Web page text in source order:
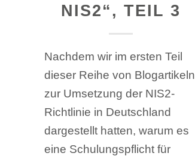
NIS2“, TEIL 3
Nachdem wir im ersten Teil
dieser Reihe von Blogartikeln
zur Umsetzung der NIS2-
Richtlinie in Deutschland
dargestellt hatten, warum es
eine Schulungspflicht für